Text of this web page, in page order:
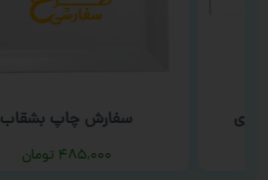
سفارش چاپ بشقاب
۴۸۵,۰۰۰ تومان